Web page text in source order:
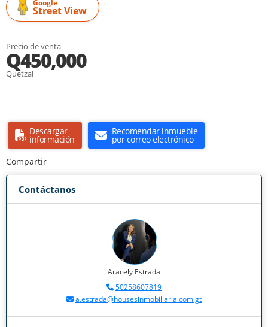
Google
Street View
Precio de venta
Q450,000
Quetzal
Descargar
información
Recomendar inmueble
por correo electrónico
Compartir
Contáctanos
Aracely Estrada
50258607819
a.estrada@housesinmobiliaria.com.gt